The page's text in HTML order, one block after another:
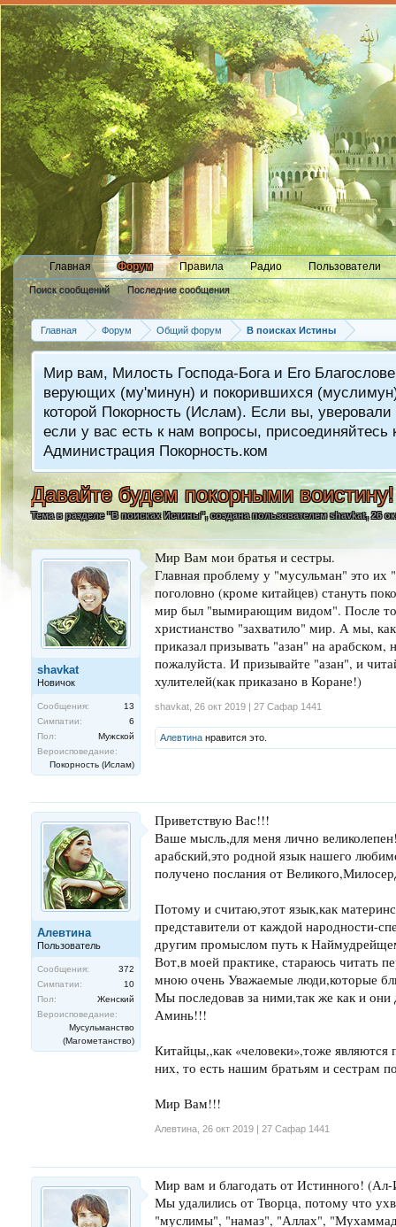
Главная Форум
Поиск сообщений Последние сообщения
Правила Радио Пользователи
Главная Форум Общий форум В поисках Истины
Мир вам, Милость Господа-Бога и Его
верующих (му'минун) и покорившихся
которой Покорность (Ислам). Если вы,
если у вас есть к нам вопросы,
Администрация Покорность.ком
Давайте будем покорными воистину!
Тема в разделе "В поисках Истины", создана пользователемshavkat,26
shavkat
Новичок
Сообщения:
13
Симпатии:
6
Пол:
Мужской
Вероисповедание:
Покорность (Ислам)
Мир Вам мои братья и сестры.
Главная проблему у "мусульман" это их
поголовно (кроме китайцев) стануть
мир был "вымирающим видом". После
христианство "захватило" мир. А мы,
приказал призывать "азан" на арабском,
пожалуйста. И призывайте "азан", и
хулителей(как приказано в Коране!)
shavkat 26 окт 2019 | 27 Сафар 1441
Алевтина нравится это.
Алевтина
Пользователь
Сообщения:
372
Симпатии:
10
Пол:
Женский
Вероисповедание:
Мусульманство
(Магометанство)
Приветствую Вас!!!
Ваше мысль,для меня лично
арабский,это родной язык нашего
получено послания от
Потому и считаю,этот язык,как
представители от каждой народности-
другим промыслом путь к
Вот,в моей практике, стараюсь читать
мною очень Уважаемые люди,которые
Мы последовав за ними,так же как и
Аминь!!!
Китайцы,,как «человеки»,тоже
них, то есть нашим братьям и сестрам
Мир Вам!!!
Алевтина 26 окт 2019 | 27 Сафар 1441
Мир вам и благодать от Истинного!
Мы удалились от Творца, потому что
"муслимы", "намаз", "Аллах",